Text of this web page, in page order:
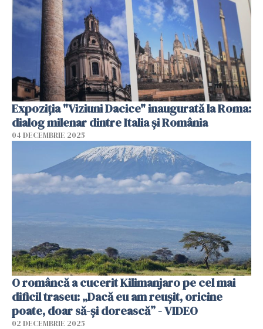
Expoziția "Viziuni Dacice" inaugurată la Roma:
dialog milenar dintre Italia și România
04 DECEMBRIE 2025
O româncă a cucerit Kilimanjaro pe cel mai
dificil traseu: „Dacă eu am reușit, oricine
poate, doar să-și dorească” - VIDEO
02 DECEMBRIE 2025